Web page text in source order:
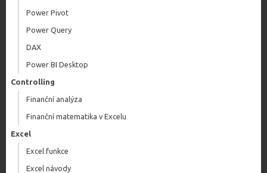
Power Pivot
Power Query
DAX
Power BI Desktop
Controlling
Finanční analýza
Finanční matematika v Excelu
Excel
Excel funkce
Excel návody